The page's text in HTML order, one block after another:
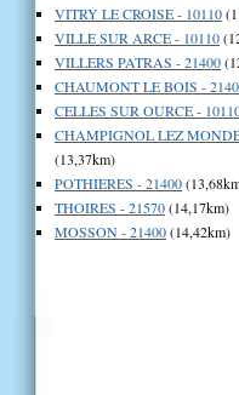
VITRY LE CROISE - 10110
VILLE SUR ARCE - 10110
VILLERS PATRAS - 21400
CHAUMONT LE BOIS -
CELLES SUR OURCE -
CHAMPIGNOL LEZ
(13,37km)
POTHIERES - 21400
THOIRES - 21570(14,17km)
MOSSON - 21400(14,42km)